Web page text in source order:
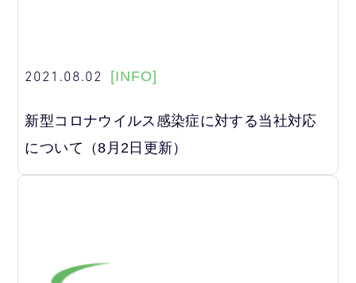
2021.08.02 [INFO]
新型コロナウイルス感染症に対する当社対応
について（8月2日更新）